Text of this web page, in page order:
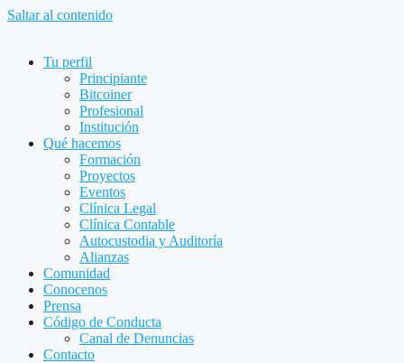
Saltar al contenido
Tu perfil
Principiante
Bitcoiner
Profesional
Institución
Qué hacemos
Formación
Proyectos
Eventos
Clínica Legal
Clínica Contable
Autocustodia y Auditoría
Alianzas
Comunidad
Conocenos
Prensa
Código de Conducta
Canal de Denuncias
Contacto